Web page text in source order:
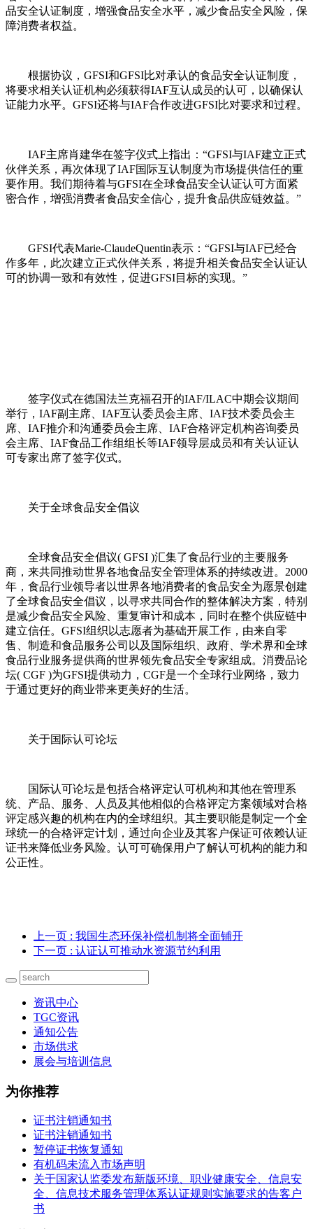
品安全认证制度，增强食品安全水平，减少食品安全风险，保
障消费者权益。
根据协议，GFSI和GFSI比对承认的食品安全认证制度，
将要求相关认证机构必须获得IAF互认成员的认可，以确保认
证能力水平。GFSI还将与IAF合作改进GFSI比对要求和过程。
IAF主席肖建华在签字仪式上指出：“GFSI与IAF建立正式
伙伴关系，再次体现了IAF国际互认制度为市场提供信任的重
要作用。我们期待着与GFSI在全球食品安全认证认可方面紧
密合作，增强消费者食品安全信心，提升食品供应链效益。”
GFSI代表Marie-ClaudeQuentin表示：“GFSI与IAF已经合
作多年，此次建立正式伙伴关系，将提升相关食品安全认证认
可的协调一致和有效性，促进GFSI目标的实现。”
签字仪式在德国法兰克福召开的IAF/ILAC中期会议期间
举行，IAF副主席、IAF互认委员会主席、IAF技术委员会主
席、IAF推介和沟通委员会主席、IAF合格评定机构咨询委员
会主席、IAF食品工作组组长等IAF领导层成员和有关认证认
可专家出席了签字仪式。
关于全球食品安全倡议
全球食品安全倡议( GFSI )汇集了食品行业的主要服务
商，来共同推动世界各地食品安全管理体系的持续改进。2000
年，食品行业领导者以世界各地消费者的食品安全为愿景创建
了全球食品安全倡议，以寻求共同合作的整体解决方案，特别
是减少食品安全风险、重复审计和成本，同时在整个供应链中
建立信任。GFSI组织以志愿者为基础开展工作，由来自零
售、制造和食品服务公司以及国际组织、政府、学术界和全球
食品行业服务提供商的世界领先食品安全专家组成。消费品论
坛( CGF )为GFSI提供动力，CGF是一个全球行业网络，致力
于通过更好的商业带来更美好的生活。
关于国际认可论坛
国际认可论坛是包括合格评定认可机构和其他在管理系
统、产品、服务、人员及其他相似的合格评定方案领域对合格
评定感兴趣的机构在内的全球组织。其主要职能是制定一个全
球统一的合格评定计划，通过向企业及其客户保证可依赖认证
证书来降低业务风险。认可可确保用户了解认可机构的能力和
公正性。
上一页 : 我国生态环保补偿机制将全面铺开
下一页 : 认证认可推动水资源节约利用
资讯中心
TGC资讯
通知公告
市场供求
展会与培训信息
为你推荐
证书注销通知书
证书注销通知书
暂停证书恢复通知
有机码未流入市场声明
关于国家认监委发布新版环境、职业健康安全、信息安
全、信息技术服务管理体系认证规则实施要求的告客户
书